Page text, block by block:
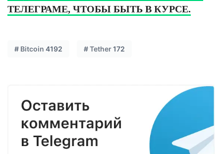
ТЕЛЕГРАМЕ, ЧТОБЫ БЫТЬ В КУРСЕ.
# Bitcoin 4192 #Tether172